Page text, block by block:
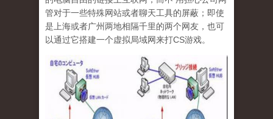
管对于一些特殊网站或者聊天工具的屏蔽；即使
是上海或者广州两地相隔千里的两个网友，也可
以通过它搭建一个虚拟局域网来打CS游戏。